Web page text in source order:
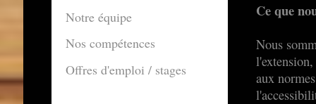
Ce que
Nous
aux
Notre équipe
Nos compétences
Offres d'emploi / stages